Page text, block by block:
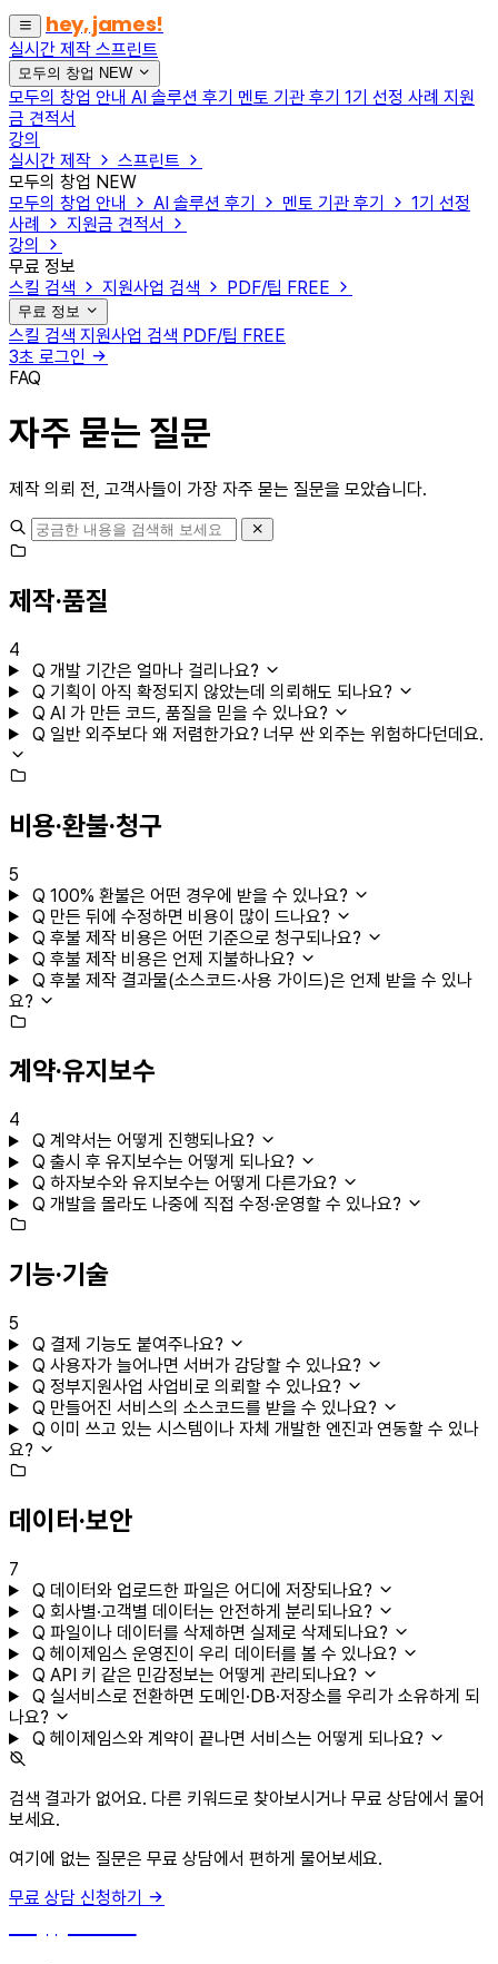
hey, james!
실시간 제작 스프린트
모두의 창업 NEW
모두의 창업 안내 AI 솔루션 후기 멘토 기관 후기 1기 선정 사례 지원
금 견적서
강의
실시간 제작
스프린트
모두의 창업 NEW
모두의 창업 안내
AI 솔루션 후기 멘토 기관 후기
1기 선정
사례
지원금 견적서
강의
무료 정보
스킬 검색
지원사업 검색 PDF/팁 FREE
무료 정보
스킬 검색 지원사업 검색 PDF/팁 FREE
3초 로그인
FAQ
자주 묻는 질문
제작 의뢰 전, 고객사들이 가장 자주 묻는 질문을 모았습니다.
제작·품질
4
Q 개발 기간은 얼마나 걸리나요?
Q 기획이 아직 확정되지 않았는데 의뢰해도 되나요?
Q AI 가 만든 코드, 품질을 믿을 수 있나요?
Q 일반 외주보다 왜 저렴한가요? 너무 싼 외주는 위험하다던데요.
비용·환불·청구
5
Q 100% 환불은 어떤 경우에 받을 수 있나요?
Q 만든 뒤에 수정하면 비용이 많이 드나요?
Q 후불 제작 비용은 어떤 기준으로 청구되나요?
Q 후불 제작 비용은 언제 지불하나요?
Q 후불 제작 결과물(소스코드·사용 가이드)은 언제 받을 수 있나
요?
계약·유지보수
4
Q 계약서는 어떻게 진행되나요?
Q 출시 후 유지보수는 어떻게 되나요?
Q 하자보수와 유지보수는 어떻게 다른가요?
Q 개발을 몰라도 나중에 직접 수정·운영할 수 있나요?
기능·기술
5
Q 결제 기능도 붙여주나요?
Q 사용자가 늘어나면 서버가 감당할 수 있나요?
Q 정부지원사업 사업비로 의뢰할 수 있나요?
Q 만들어진 서비스의 소스코드를 받을 수 있나요?
Q 이미 쓰고 있는 시스템이나 자체 개발한 엔진과 연동할 수 있나
요?
데이터·보안
7
Q 데이터와 업로드한 파일은 어디에 저장되나요?
Q 회사별·고객별 데이터는 안전하게 분리되나요?
Q 파일이나 데이터를 삭제하면 실제로 삭제되나요?
Q 헤이제임스 운영진이 우리 데이터를 볼 수 있나요?
Q API 키 같은 민감정보는 어떻게 관리되나요?
Q 실서비스로 전환하면 도메인·DB·저장소를 우리가 소유하게 되
나요?
Q 헤이제임스와 계약이 끝나면 서비스는 어떻게 되나요?
검색 결과가 없어요. 다른 키워드로 찾아보시거나 무료 상담에서 물어
보세요.
여기에 없는 질문은 무료 상담에서 편하게 물어보세요.
무료 상담 신청하기